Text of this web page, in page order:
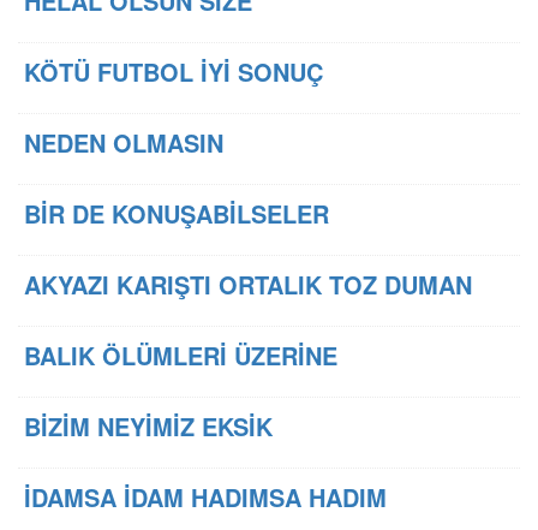
KÖTÜ FUTBOL İYİ SONUÇ
NEDEN OLMASIN
BİR DE KONUŞABİLSELER
AKYAZI KARIŞTI ORTALIK TOZ DUMAN
BALIK ÖLÜMLERİ ÜZERİNE
BİZİM NEYİMİZ EKSİK
İDAMSA İDAM HADIMSA HADIM